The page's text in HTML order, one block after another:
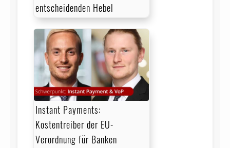
entscheidenden Hebel
Instant Payments:
Kostentreiber der EU-
Verordnung für Banken